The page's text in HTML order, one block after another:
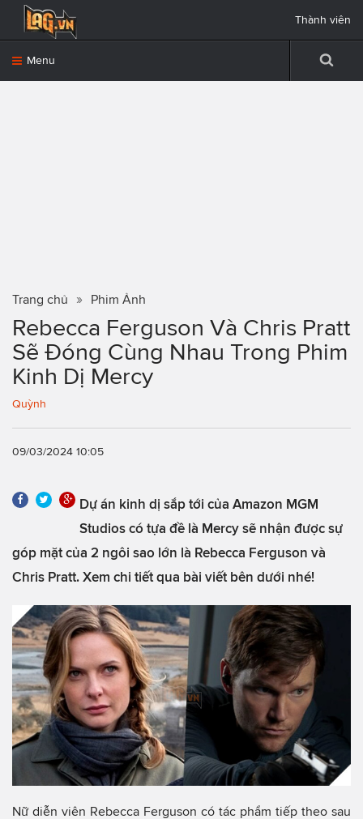
Menu
Thành viên
Trang chủ Phim Ảnh
Rebecca Ferguson Và Chris Pratt
Sẽ Đóng Cùng Nhau Trong Phim
Kinh Dị Mercy
Quỳnh
09/03/2024 10:05
Dự án kinh dị sắp tới của Amazon MGM
Studios có tựa đề là Mercy sẽ nhận được sự
góp mặt của 2 ngôi sao lớn là Rebecca Ferguson và
Chris Pratt. Xem chi tiết qua bài viết bên dưới nhé!
Nữ diễn viên Rebecca Ferguson có tác phẩm tiếp theo sau